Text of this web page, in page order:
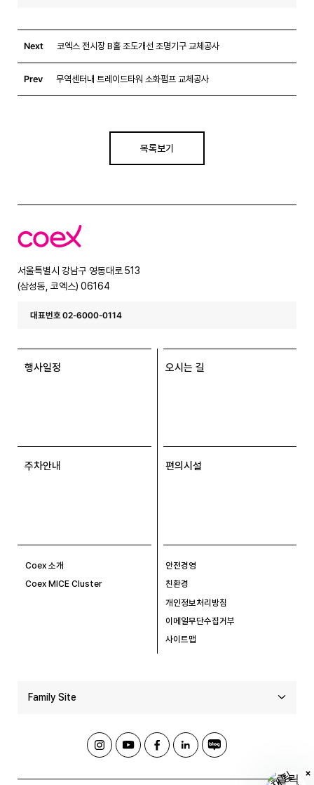
Next 코엑스 전시장 B홀 조도개선 조명기구 교체공사
Prev 무역센터내 트레이드타워 소화펌프 교체공사
목록보기
코
엑
서울특별시 강남구 영동대로 513
(삼성동, 코엑스) 06164
대표번호 02-6000-0114
행사일정 오시는 길
주차안내 편의시설
Coex 소개
Coex MICE Cluster
안전경영
친환경
개인정보처리방침
이메일무단수집거부
사이트맵
Family Site